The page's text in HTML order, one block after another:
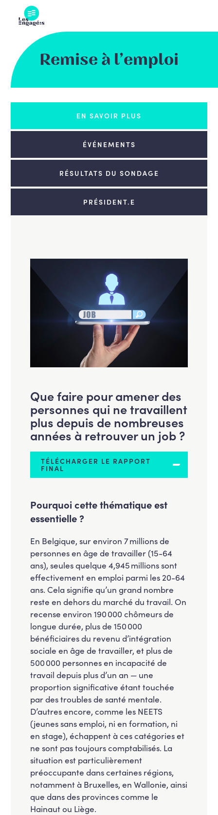
content
Remise à l’emploi
EN SAVOIR PLUS
ÉVÉNEMENTS
RÉSULTATS DU SONDAGE
PRÉSIDENT.E
Que faire pour amener des
personnes qui ne travaillent
plus depuis de nombreuses
années à retrouver un job ?
TÉLÉCHARGER LE RAPPORT
FINAL
Pourquoi cette thématique est
essentielle ?
En Belgique, sur environ 7 millions de
personnes en âge de travailler (15-64
ans), seules quelque 4,945 millions sont
effectivement en emploi parmi les 20-64
ans. Cela signifie qu’un grand nombre
reste en dehors du marché du travail. On
recense environ 190 000 chômeurs de
longue durée, plus de 150 000
bénéficiaires du revenu d’intégration
sociale en âge de travailler, et plus de
500 000 personnes en incapacité de
travail depuis plus d’un an — une
proportion significative étant touchée
par des troubles de santé mentale.
D’autres encore, comme les NEETS
(jeunes sans emploi, ni en formation, ni
en stage), échappent à ces catégories et
ne sont pas toujours comptabilisés. La
situation est particulièrement
préoccupante dans certaines régions,
notamment à Bruxelles, en Wallonie, ainsi
que dans des provinces comme le
Hainaut ou Liège.